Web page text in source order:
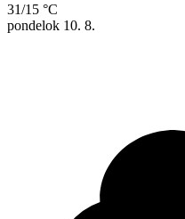
31/15 °C
pondelok 10. 8.